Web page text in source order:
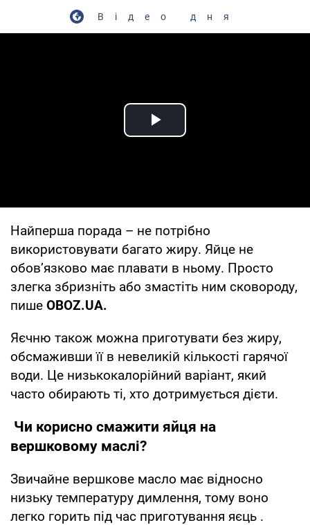
Відео дня
Play Video
Найперша порада – не потрібно
використовувати багато жиру. Яйце не
обов’язково має плавати в ньому. Просто
злегка збризніть або змастіть ним сковороду,
пише OBOZ.UA.
Яєчню також можна приготувати без жиру,
обсмаживши її в невеликій кількості гарячої
води. Це низькокалорійний варіант, який
часто обирають ті, хто дотримується дієти.
Чи корисно смажити яйця на
вершковому маслі?
Звичайне вершкове масло має відносно
низьку температуру димлення, тому воно
легко горить під час приготування яєць .